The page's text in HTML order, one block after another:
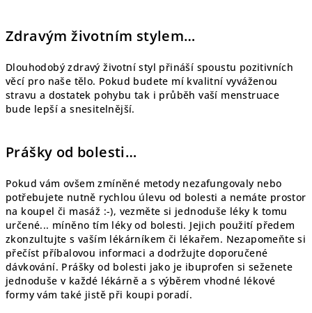
Zdravým životním stylem…
Dlouhodobý zdravý životní styl přináší spoustu pozitivních
věcí pro naše tělo. Pokud budete mí kvalitní vyváženou
stravu a dostatek pohybu tak i průběh vaší menstruace
bude lepší a snesitelnější.
Prášky od bolesti…
Pokud vám ovšem zmíněné metody nezafungovaly nebo
potřebujete nutně rychlou úlevu od bolesti a nemáte prostor
na koupel či masáž :-), vezměte si jednoduše léky k tomu
určené... míněno tím léky od bolesti. Jejich použití předem
zkonzultujte s vaším lékárníkem či lékařem. Nezapomeňte si
přečíst příbalovou informaci a dodržujte doporučené
dávkování. Prášky od bolesti jako je ibuprofen si seženete
jednoduše v každé lékárně a s výběrem vhodné lékové
formy vám také jistě při koupi poradí.